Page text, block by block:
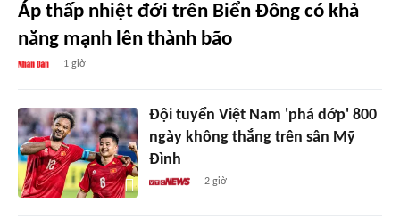
Áp thấp nhiệt đới trên Biển Đông có khả
năng mạnh lên thành bão
1 giờ
Đội tuyển Việt Nam 'phá dớp' 800
ngày không thắng trên sân Mỹ
Đình
2 giờ